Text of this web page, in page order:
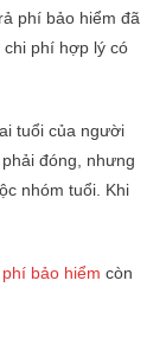
phí bảo hiểm đã
phí hợp lý có
tuổi của người
đóng, nhưng
nhóm tuổi. Khi
phí bảo hiểm còn